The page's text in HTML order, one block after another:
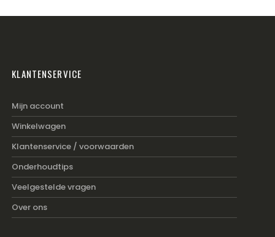
KLANTENSERVICE
Mijn account
Winkelwagen
Klantenservice / voorwaarden
Onderhoudtips
Veelgestelde vragen
Over ons